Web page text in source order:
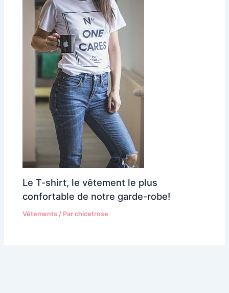
Le T-shirt, le vêtement le plus
confortable de notre garde-robe!
Vêtements / Parchicetrose